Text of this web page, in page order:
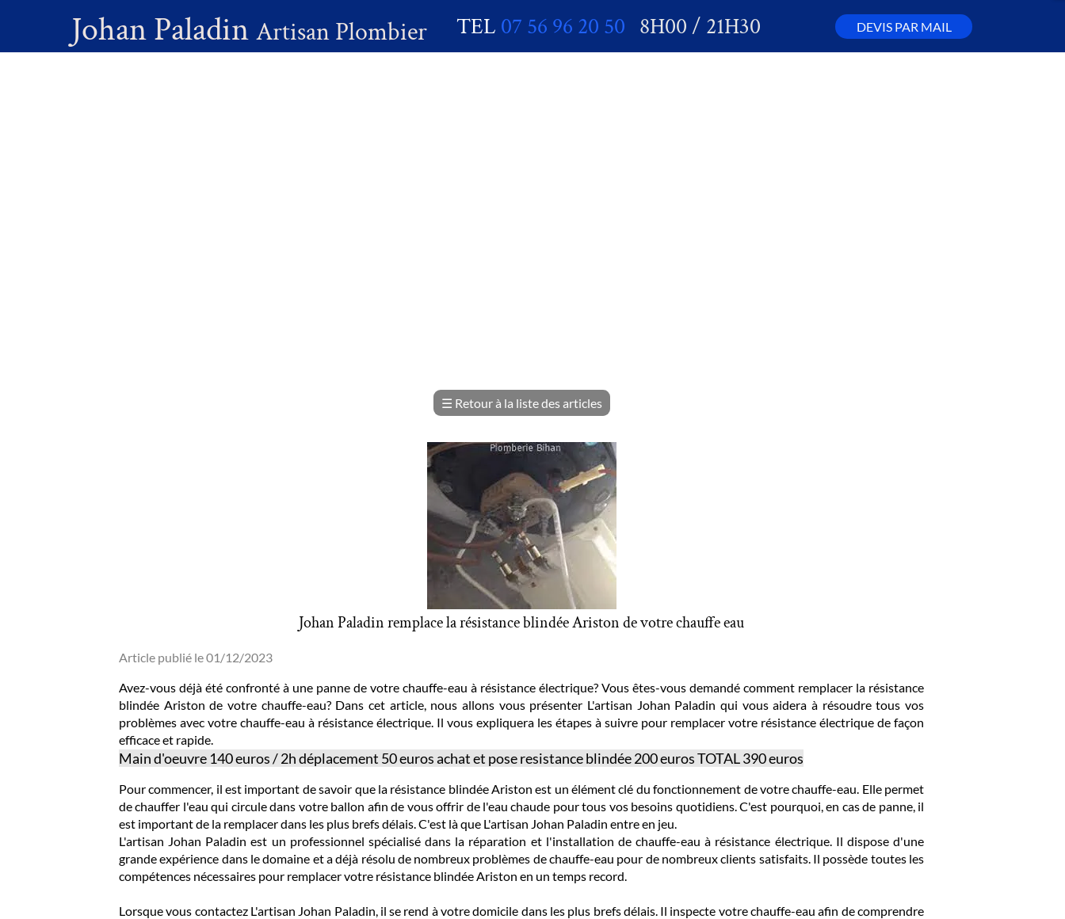
DEVIS PAR MAIL
Johan Paladin Artisan Plombier TEL 07 56 96 20 50 8H00 / 21H30
☰ Retour à la liste des articles
Johan Paladin remplace la résistance blindée Ariston de votre chauffe eau
Article publié le 01/12/2023
Avez-vous déjà été confronté à une panne de votre chauffe-eau à résistance électrique? Vous êtes-vous demandé comment remplacer la résistance
blindée Ariston de votre chauffe-eau? Dans cet article, nous allons vous présenter L'artisan Johan Paladin qui vous aidera à résoudre tous vos
problèmes avec votre chauffe-eau à résistance électrique. Il vous expliquera les étapes à suivre pour remplacer votre résistance électrique de façon
efficace et rapide.
Main d'oeuvre 140 euros / 2h déplacement 50 euros achat et pose resistance blindée 200 euros TOTAL 390 euros
Pour commencer, il est important de savoir que la résistance blindée Ariston est un élément clé du fonctionnement de votre chauffe-eau. Elle permet
de chauffer l'eau qui circule dans votre ballon afin de vous offrir de l'eau chaude pour tous vos besoins quotidiens. C'est pourquoi, en cas de panne, il
est important de la remplacer dans les plus brefs délais. C'est là que L'artisan Johan Paladin entre en jeu.
L'artisan Johan Paladin est un professionnel spécialisé dans la réparation et l'installation de chauffe-eau à résistance électrique. Il dispose d'une
grande expérience dans le domaine et a déjà résolu de nombreux problèmes de chauffe-eau pour de nombreux clients satisfaits. Il possède toutes les
compétences nécessaires pour remplacer votre résistance blindée Ariston en un temps record.
Lorsque vous contactez L'artisan Johan Paladin, il se rend à votre domicile dans les plus brefs délais. Il inspecte votre chauffe-eau afin de comprendre